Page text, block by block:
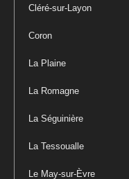
Cléré-sur-Layon
Coron
La Plaine
La Romagne
La Séguinière
La Tessoualle
Le May-sur-Èvre